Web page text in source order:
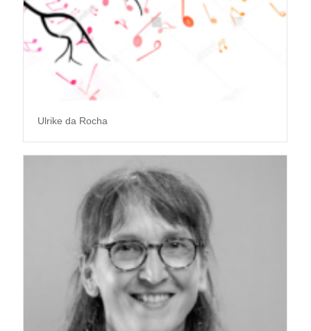
Ulrike da Rocha